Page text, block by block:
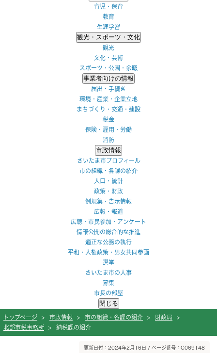
育児・保育
教育
生涯学習
観光・スポーツ・文化
観光
文化・芸術
スポーツ・公園・余暇
事業者向けの情報
届出・手続き
環境・産業・企業立地
まちづくり・交通・建設
税金
保険・雇用・労働
消防
市政情報
さいたま市プロフィール
市の組織・各課の紹介
人口・統計
政策・財政
例規集・告示情報
広報・報道
広聴・市民参加・アンケート
情報公開の総合的な推進
適正な公務の執行
平和・人権政策・男女共同参画
選挙
さいたま市の人事
募集
市長の部屋
閉じる
トップページ > 市政情報 > 市の組織・各課の紹介 > 財政局
>
北部市税事務所
> 納税課の紹介
更新日付：2024年2月16日 / ページ番号：C069148